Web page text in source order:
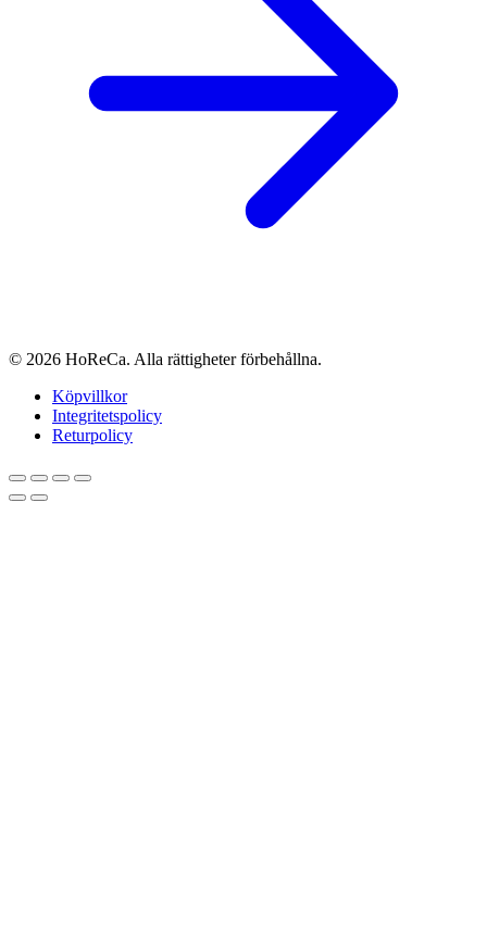
© 2026 HoReCa. Alla rättigheter förbehållna.
Köpvillkor
Integritetspolicy
Returpolicy